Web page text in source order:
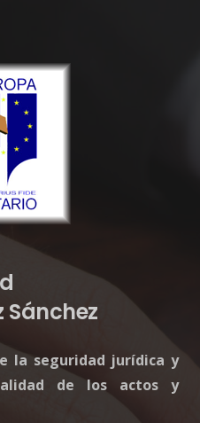
Sánchez
la seguridad jurídica y
de los actos y